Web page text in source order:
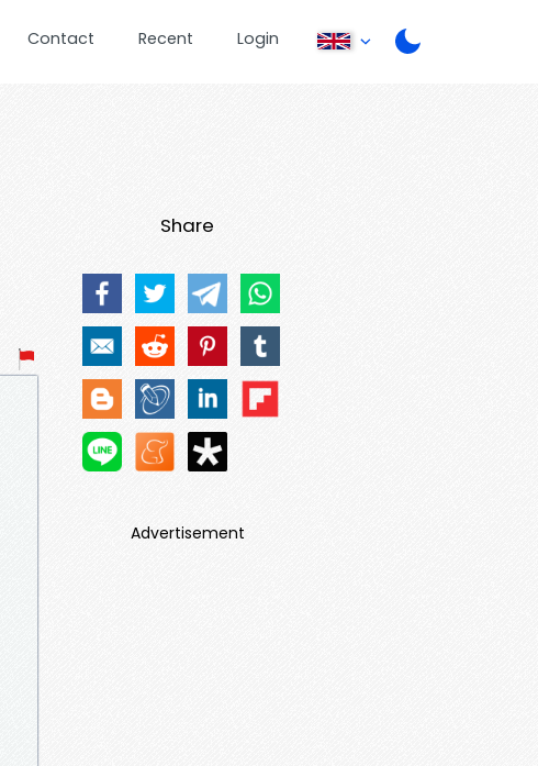
Contact Recent Login
Share
Advertisement